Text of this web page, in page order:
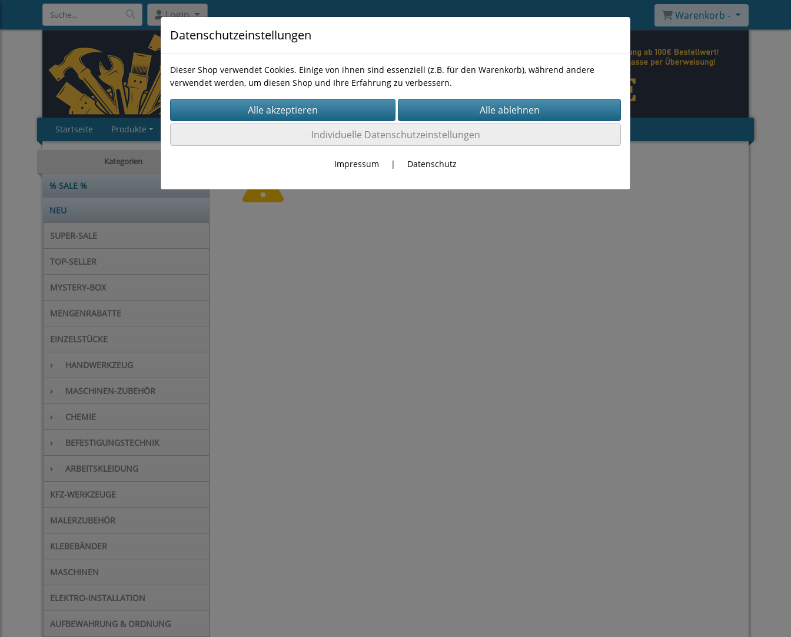
Login Warenkorb -
Startseite Produkte
Kategorien
% SALE %
NEU
SUPER-SALE
TOP-SELLER
MYSTERY-BOX
MENGENRABATTE
EINZELSTÜCKE
› HANDWERKZEUG
› MASCHINEN-ZUBEHÖR
› CHEMIE
› BEFESTIGUNGSTECHNIK
› ARBEITSKLEIDUNG
KFZ-WERKZEUGE
MALERZUBEHÖR
KLEBEBÄNDER
MASCHINEN
ELEKTRO-INSTALLATION
AUFBEWAHRUNG & ORDNUNG
Datenschutzeinstellungen
Dieser Shop verwendet Cookies. Einige von ihnen sind essenziell (z.B. für den Warenkorb), während andere
verwendet werden, um diesen Shop und Ihre Erfahrung zu verbessern.
Individuelle Datenschutzeinstellungen
Impressum | Datenschutz